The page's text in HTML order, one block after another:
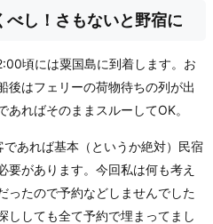
し！さもないと野宿に
頃には粟国島に到着します。お
後はフェリーの荷物待ちの列が出
ればそのままスルーしてOK。
あれば基本（というか絶対）民宿
要があります。今回私は何も考え
ったので予約などしませんでした
ししても全て予約で埋まってまし